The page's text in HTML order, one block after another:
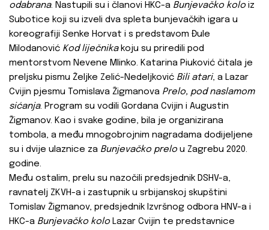
odabrana. Nastupili su i članovi HKC-a Bunjevačko kolo iz
Subotice koji su izveli dva spleta bunjevačkih igara u
koreografiji Senke Horvat i s predstavom Đule
Milodanović Kod liječnikakoju su priredili pod
mentorstvom Nevene Mlinko. Katarina Piuković čitala je
preljsku pismu Željke Zelić-Nedeljković Bili atari, a Lazar
Cvijin pjesmu Tomislava Žigmanova Prelo, pod naslamom
sićanja. Program su vodili Gordana Cvijin i Augustin
Žigmanov. Kao i svake godine, bila je organizirana
tombola, a među mnogobrojnim nagradama dodijeljene
su i dvije ulaznice za Bunjevačko prelo u Zagrebu 2020.
godine.
Među ostalim, prelu su nazočili predsjednik DSHV-a,
ravnatelj ZKVH-a i zastupnik u srbijanskoj skupštini
Tomislav Žigmanov, predsjednik Izvršnog odbora HNV-a i
HKC-a Bunjevačko kolo Lazar Cvijin te predstavnice